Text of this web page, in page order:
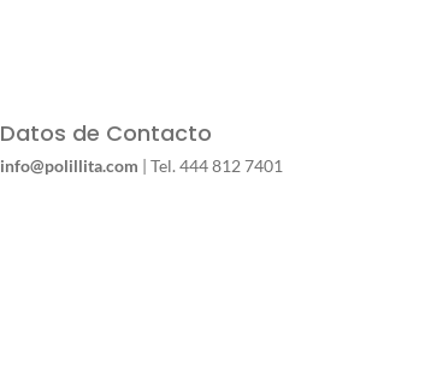
Datos de Contacto
info@polillita.com | Tel. 444 812 7401